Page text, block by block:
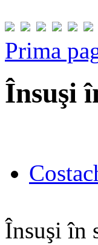
Prima
Însuşi
Însuşi în